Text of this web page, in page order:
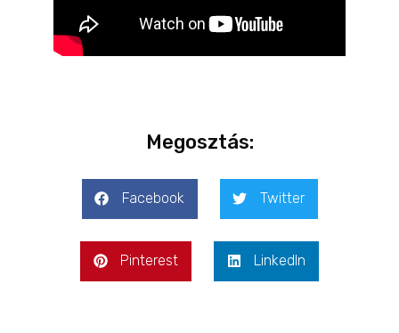
Megosztás:
Facebook Twitter
Pinterest LinkedIn